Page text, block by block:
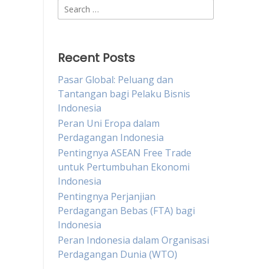
Search
for:
Recent Posts
Pasar Global: Peluang dan
Tantangan bagi Pelaku Bisnis
Indonesia
Peran Uni Eropa dalam
Perdagangan Indonesia
Pentingnya ASEAN Free Trade
untuk Pertumbuhan Ekonomi
Indonesia
Pentingnya Perjanjian
Perdagangan Bebas (FTA) bagi
Indonesia
Peran Indonesia dalam Organisasi
Perdagangan Dunia (WTO)